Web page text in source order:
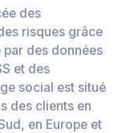
des
risques grâce
des données
et des
social est situé
des clients en
en Europe et